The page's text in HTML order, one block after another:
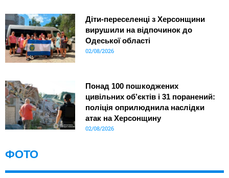
Діти-переселенці з Херсонщини
вирушили на відпочинок до
Одеської області
02/08/2026
Понад 100 пошкоджених
цивільних об’єктів і 31 поранений:
поліція оприлюднила наслідки
атак на Херсонщину
02/08/2026
ФОТО